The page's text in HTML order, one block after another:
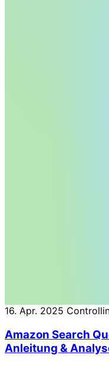
16. Apr. 2025
Amazon Search
Anleitung &